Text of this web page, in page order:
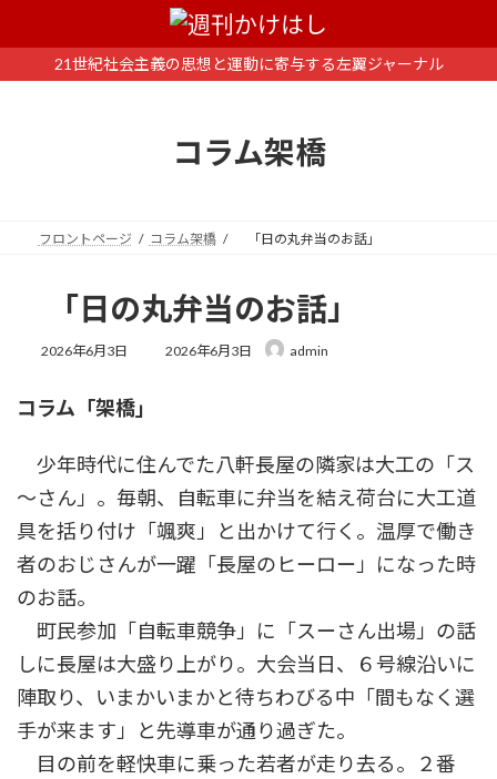
ン
ー
21世紀社会主義の思想と運動に寄与する左翼ジャーナル
コラム架橋
フロントページ コラム架橋 「日の丸弁当のお話」
「日の丸弁当のお話」
2026年6月3日
最
:
2026年6月3日 admin
コラム「架橋」
少年時代に住んでた八軒長屋の隣家は大工の「ス
～さん」。毎朝、自転車に弁当を結え荷台に大工道
具を括り付け「颯爽」と出かけて行く。温厚で働き
者のおじさんが一躍「長屋のヒーロー」になった時
のお話。
町民参加「自転車競争」に「スーさん出場」の話
しに長屋は大盛り上がり。大会当日、６号線沿いに
陣取り、いまかいまかと待ちわびる中「間もなく選
手が来ます」と先導車が通り過ぎた。
目の前を軽快車に乗った若者が走り去る。２番